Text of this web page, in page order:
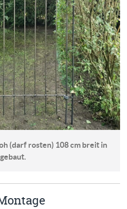
(darf rosten) 108 cm breit in